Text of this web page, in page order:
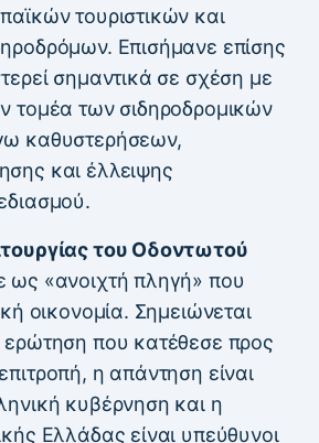
τουριστικών και
Επισήμανε επίσης
σημαντικά σε σχέση με
τομέα των σιδηροδρομικών
καθυστερήσεων,
και έλλειψης
του Οδοντωτού
ως «ανοιχτή πληγή» που
οικονομία. Σημειώνεται
που κατέθεσε προς
η απάντηση είναι
κυβέρνηση και η
Ελλάδας είναι υπεύθυνοι